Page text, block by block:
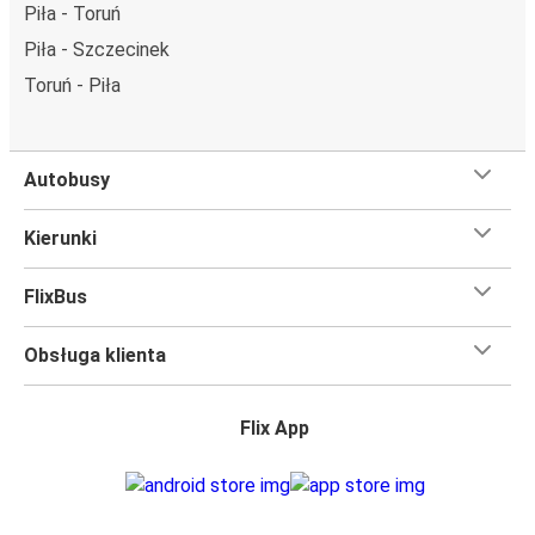
miejsce obok.
Wystarczy zarezerwować je online w naszej
FlixBusapodczas zakupu biletu, korzystając z jednej z
Piła - Toruń
Piła - Szczecinek
Toruń - Piła
Autobusy
Kierunki
FlixBus
Obsługa klienta
Flix App